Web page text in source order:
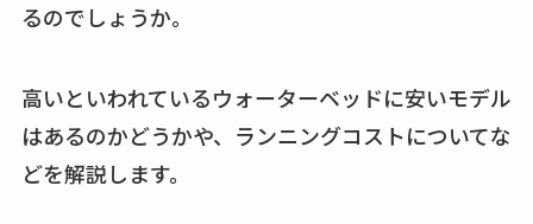
るのでしょうか。
高いといわれているウォーターベッドに安いモデル
はあるのかどうかや、ランニングコストについてな
どを解説します。